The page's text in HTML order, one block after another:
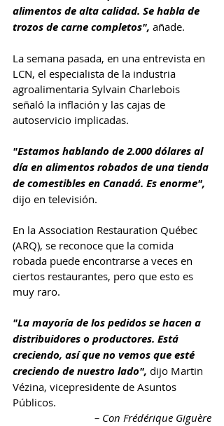
alimentos de alta calidad. Se habla de
trozos de carne completos", añade.
La semana pasada, en una entrevista en
LCN, el especialista de la industria
agroalimentaria Sylvain Charlebois
señaló la inflación y las cajas de
autoservicio implicadas.
"Estamos hablando de 2.000 dólares al
día en alimentos robados de una tienda
de comestibles en Canadá. Es enorme",
dijo en televisión.
En la Association Restauration Québec
(ARQ), se reconoce que la comida
robada puede encontrarse a veces en
ciertos restaurantes, pero que esto es
muy raro.
"La mayoría de los pedidos se hacen a
distribuidores o productores. Está
creciendo, así que no vemos que esté
creciendo de nuestro lado", dijo Martin
Vézina, vicepresidente de Asuntos
Públicos.
– Con Frédérique Giguère